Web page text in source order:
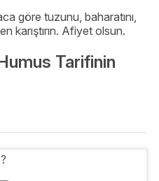
göre tuzunu, baharatını,
karıştırın. Afiyet olsun.
Tarifinin